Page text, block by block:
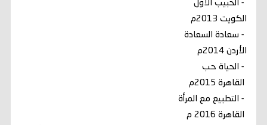
- الحبيب الأول
الكويت 2013م
- سعادة السعادة
الأردن 2014م
- الحياة حب
القاهرة 2015م
- التطبيع مع المرأة
القاهرة 2016 م